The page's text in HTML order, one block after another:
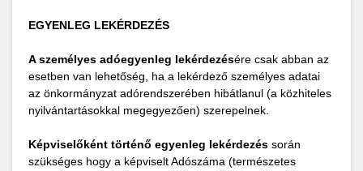
EGYENLEG LEKÉRDEZÉS
A személyes adóegyenleg lekérdezésére csak abban az
esetben van lehetőség, ha a lekérdező személyes adatai
az önkormányzat adórendszerében hibátlanul (a közhiteles
nyilvántartásokkal megegyezően) szerepelnek.
Képviselőként történő egyenleg lekérdezés során
szükséges hogy a képviselt Adószáma (természetes